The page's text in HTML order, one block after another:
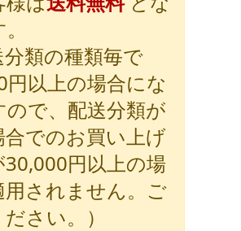
分類の種類毎で
円以上の場合にな
ので、配送分類が
合でのお買い上げ
円以上の場
用されません。ご
さい。）